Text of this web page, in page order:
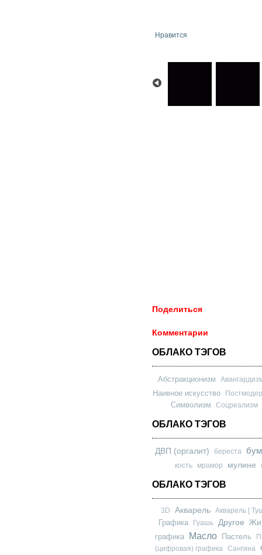
Нравится
Поделиться
Комментарии
ОБЛАКО ТЭГОВ
Абстракционизм
Наивное искусство
Символизм Соцреализм
ОБЛАКО ТЭГОВ
ДВП (оргалит) береста
кость мрамор мулине
ОБЛАКО ТЭГОВ
3D Акварель Акварель |
Графика Гуашь Другое
графика
Масло Пастель
(цифровая) графика
Сангина